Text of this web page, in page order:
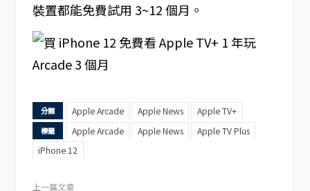
裝置都能免費試用 3~12 個月。
分類 Apple Arcade Apple News Apple TV+
標籤 Apple Arcade Apple News
Apple TV Plus
iPhone 12
上一篇文章